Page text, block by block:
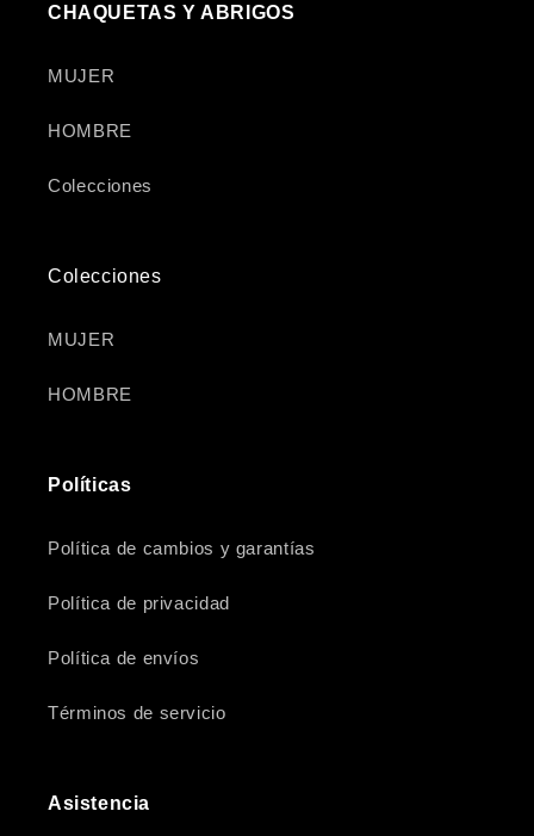
CHAQUETAS Y ABRIGOS
MUJER
HOMBRE
Colecciones
Colecciones
MUJER
HOMBRE
Políticas
Política de cambios y garantías
Política de privacidad
Política de envíos
Términos de servicio
Asistencia